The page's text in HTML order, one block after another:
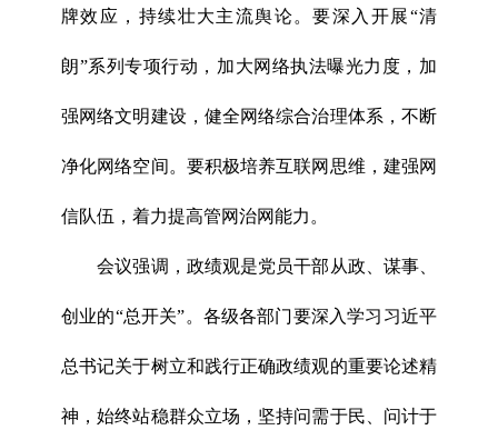
牌效应，持续壮大主流舆论。要深入开展“清
朗”系列专项行动，加大网络执法曝光力度，加
强网络文明建设，健全网络综合治理体系，不断
净化网络空间。要积极培养互联网思维，建强网
信队伍，着力提高管网治网能力。
会议强调，政绩观是党员干部从政、谋事、
创业的“总开关”。各级各部门要深入学习习近平
总书记关于树立和践行正确政绩观的重要论述精
神，始终站稳群众立场，坚持问需于民、问计于